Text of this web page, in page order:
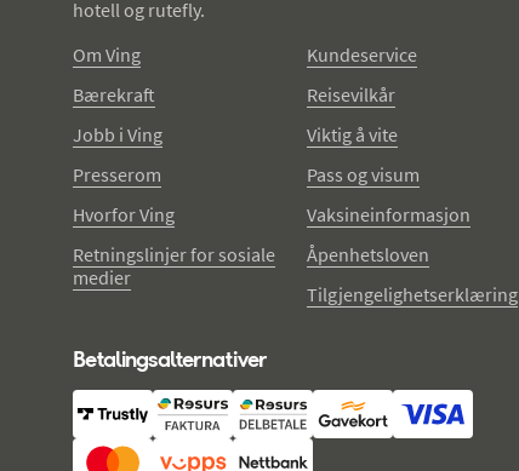
hotell og rutefly.
Om Ving
Bærekraft
Jobb i Ving
Presserom
Hvorfor Ving
Retningslinjer for sosiale
medier
Kundeservice
Reisevilkår
Viktig å vite
Pass og visum
Vaksineinformasjon
Åpenhetsloven
Tilgjengelighetserklæring
Betalingsalternativer